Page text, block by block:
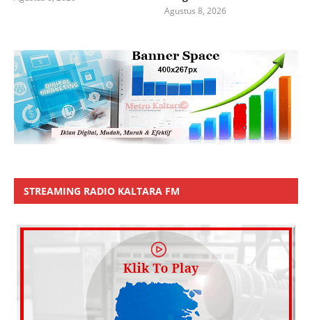
Agustus 8, 2026
STREAMING RADIO KALTARA FM